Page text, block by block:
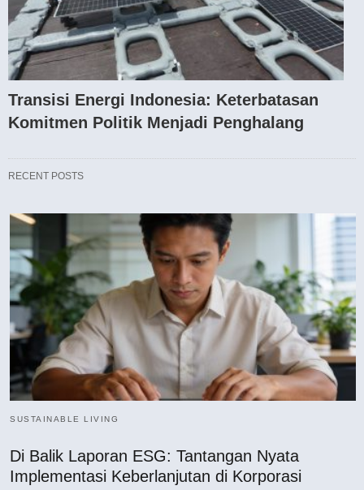
Transisi Energi Indonesia: Keterbatasan
Komitmen Politik Menjadi Penghalang
RECENT POSTS
SUSTAINABLE LIVING
Di Balik Laporan ESG: Tantangan Nyata
Implementasi Keberlanjutan di Korporasi